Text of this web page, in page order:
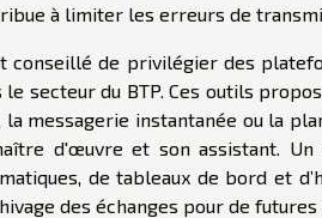
à limiter les erreurs de
conseillé de privilégier des
le secteur du BTP. Ces outils
la messagerie instantanée ou la
d'œuvre et son assistant. Un
de tableaux de bord et
des échanges pour de